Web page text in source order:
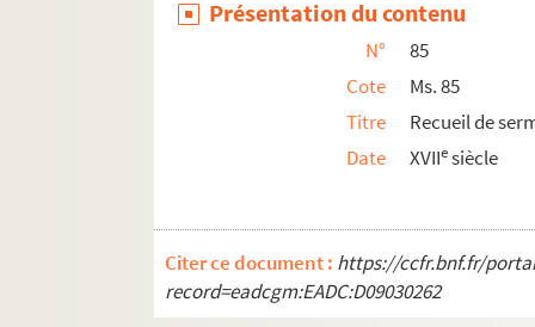
Présentation du contenu
N°
85
Cote
Ms. 85
Titre
Recueil de
Date
XVIIesiècle
Citer ce document : https://ccfr.bnf.fr/
record=eadcgm:EADC:D09030262